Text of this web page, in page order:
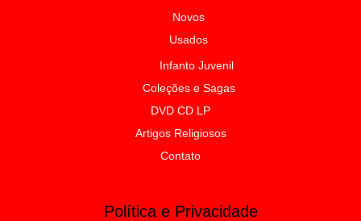
Novos
Usados
Infanto Juvenil
Coleções e Sagas
DVD CD LP
Artigos Religiosos
Contato
Política e Privacidade